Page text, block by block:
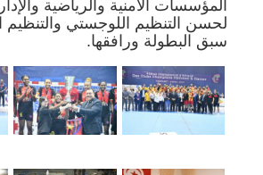
المؤسسات الأمنية والرياضية
لحسن التنظيم اللوجستي والتنظيم
سبق البطولة ورافقها.